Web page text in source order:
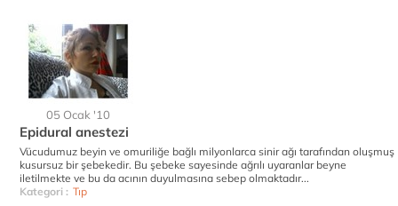
05 Ocak '10
Epidural anestezi
Vücudumuz beyin ve omuriliğe bağlı milyonlarca sinir ağı tarafından oluşmuş
kusursuz bir şebekedir. Bu şebeke sayesinde ağrılı uyaranlar beyne
iletilmekte ve bu da acının duyulmasına sebep olmaktadır...
Kategori : Tıp